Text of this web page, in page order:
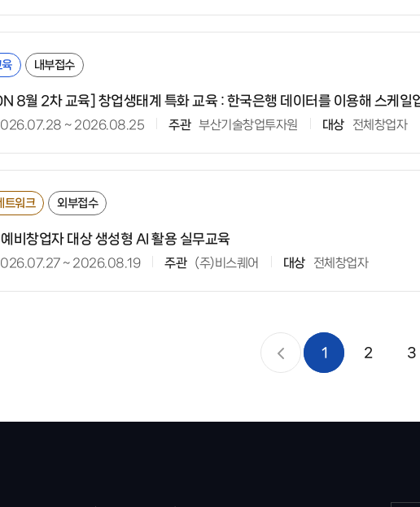
내부접수
8월 2차 교육] 창업생태계 특화 교육 : 한국은행 데이터를 이용해 스케일
~ 2026.08.25 주관 부산기술창업투자원 대상 전체창업자
트워크 외부접수
비창업자 대상 생성형 AI 활용 실무교육
~ 2026.08.19 주관 (주)비스퀘어 대상 전체창업자
1 2 3